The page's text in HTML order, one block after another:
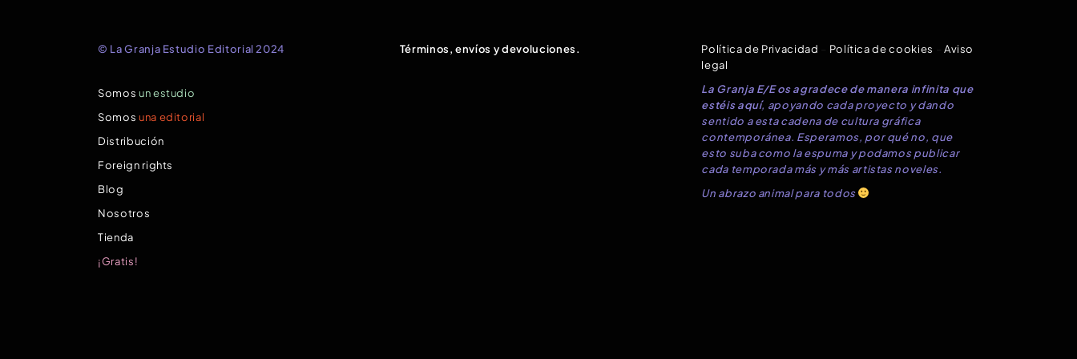
© La Granja Estudio Editorial 2024
Somos un estudio
Somos una editorial
Distribución
Foreign rights
Blog
Nosotros
Tienda
¡Gratis!
Términos, envíos y devoluciones. Política de Privacidad Política de cookies
Aviso
legal
La Granja E/E os agradece de manera infinita que
estéis aquí, apoyando cada proyecto y dando
sentido a esta cadena de cultura gráfica
contemporánea. Esperamos, por qué no, que
esto suba como la espuma y podamos publicar
cada temporada más y más artistas noveles.
Un abrazo animal para todos